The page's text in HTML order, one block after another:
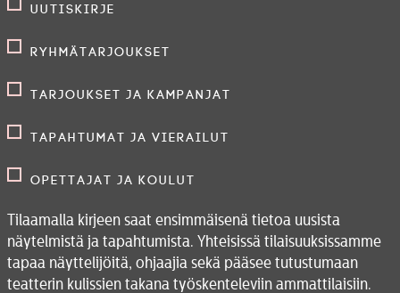
Uutiskirje
Ryhmätarjoukset
Tarjoukset ja kampanjat
Tapahtumat ja vierailut
Opettajat ja koulut
Tilaamalla kirjeen saat ensimmäisenä tietoa uusista
näytelmistä ja tapahtumista. Yhteisissä tilaisuuksissamme
tapaa näyttelijöitä, ohjaajia sekä pääsee tutustumaan
teatterin kulissien takana työskenteleviin ammattilaisiin.